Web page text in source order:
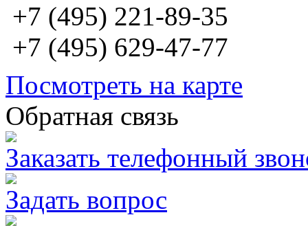
+7 (495) 221-89-35
+7 (495) 629-47-77
Посмотреть на карте
Обратная связь
Заказать телефонный
Задать вопрос